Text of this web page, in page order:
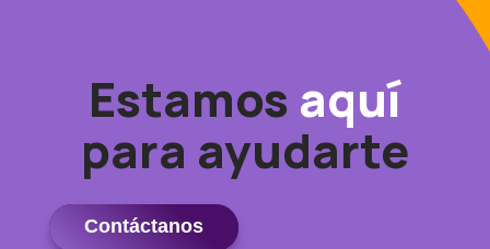
Estamos aquí
para ayudarte
Contáctanos